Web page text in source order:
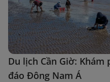
Du lịch Cần Giờ:
đáo Đông Nam Á